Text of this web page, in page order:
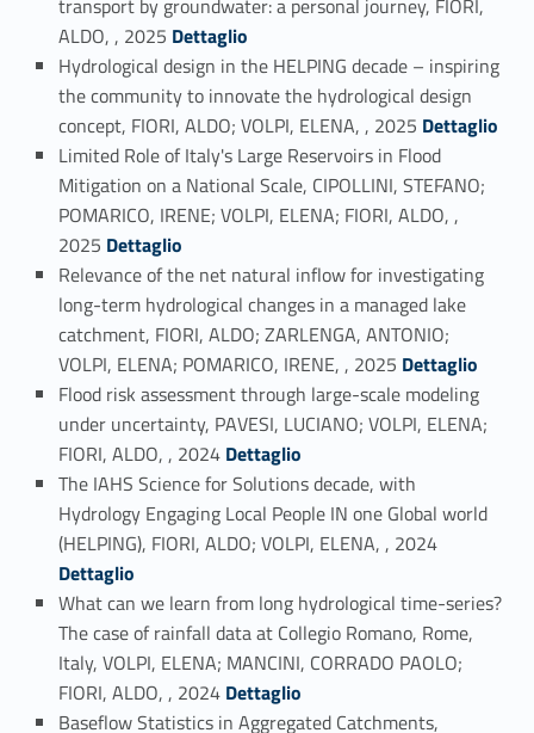
ALDO, , 2025Link identifier #identifier_person_7513-6Dettaglio
Hydrological design in the HELPING decade – inspiring
the community to innovate the hydrological design
concept, FIORI, ALDO; VOLPI, ELENA, , 2025 Link identifier #identifier_person_91163-7Dettaglio
Limited Role of Italy's Large Reservoirs in Flood
Mitigation on a National Scale, CIPOLLINI, STEFANO;
POMARICO, IRENE; VOLPI, ELENA; FIORI, ALDO, ,
2025 Link identifier #identifier_person_158570-8Dettaglio
Relevance of the net natural inflow for investigating
long-term hydrological changes in a managed lake
catchment, FIORI, ALDO; ZARLENGA, ANTONIO;
VOLPI, ELENA; POMARICO, IRENE, , 2025 Link identifier #identifier_person_98994-9Dettaglio
Flood risk assessment through large-scale modeling
under uncertainty, PAVESI, LUCIANO; VOLPI, ELENA;
FIORI, ALDO, , 2024 Link identifier #identifier_person_173210-10
Dettaglio
The IAHS Science for Solutions decade, with
Hydrology Engaging Local People IN one Global world
(HELPING), FIORI, ALDO; VOLPI, ELENA, , 2024
Dettaglio
What can we learn from long hydrological time-series?
The case of rainfall data at Collegio Romano, Rome,
Italy, VOLPI, ELENA; MANCINI, CORRADO PAOLO;
FIORI, ALDO, , 2024 Link identifier #identifier_person_83576-12
Dettaglio
Baseflow Statistics in Aggregated Catchments,